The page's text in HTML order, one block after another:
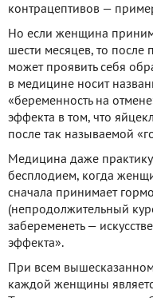
контрацептивов —
Но если женщина
шести месяцев, то после
может проявить себя
в медицине носит
«беременность на
эффекта в том, что
после так называемой
Медицина даже
бесплодием, когда
сначала принимает
(непродолжительный
забеременеть —
эффекта».
При всем
каждой женщины